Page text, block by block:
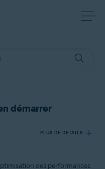
démarrer
PLUS DE DÉTAILS
des performances